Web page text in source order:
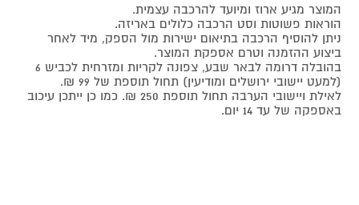
המוצר מגיע ארוז ומיועד להרכבה עצמית.
הוראות פשוטות וסט הרכבה כלולים באריזה.
ניתן להוסיף הרכבה בתיאום ישירות מול הספק, מיד לאחר
ביצוע ההזמנה וטרם אספקת המוצר.
בהובלה דרומה לבאר שבע, צפונה לקריות ומזרחית לכביש 6
(למעט יישובי ירושלים ומודיעין) תחול תוספת של 99 ₪.
לאילת ויישובי הערבה תחול תוספת 250 ₪. כמו כן ייתכן עיכוב
באספקה של עד 14 יום.